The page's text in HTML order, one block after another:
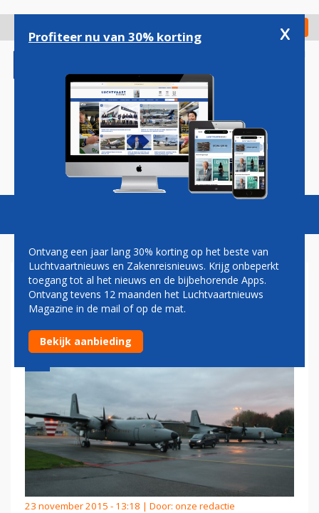
gaan
Check in
Magazine Podcasts Vacatures
DEFENSIE IN DE FOUT BIJ
FERRYVLUCHTEN FOKKERS
23 november 2015 - 13:18 | Door: onze redactie
Profiteer nu van 30% korting x
Ontvang een jaar lang 30% korting op het beste van
Luchtvaartnieuws en Zakenreisnieuws. Krijg onbeperkt
toegang tot al het nieuws en de bijbehorende Apps.
Ontvang tevens 12 maanden het Luchtvaartnieuws
Magazine in de mail of op de mat.
Bekijk aanbieding